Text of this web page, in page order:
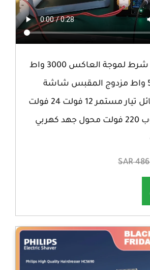
RDDSPON نقية شرط لموجة العاكس 3000 واط
4000 واط 5000 واط مزدوج المقبس شاشة
الكريستال السائل تيار مستمر 12 فولت 24 فولت
إلى التيار المتناوب 220 فولت محول جهد كهربي
SAR